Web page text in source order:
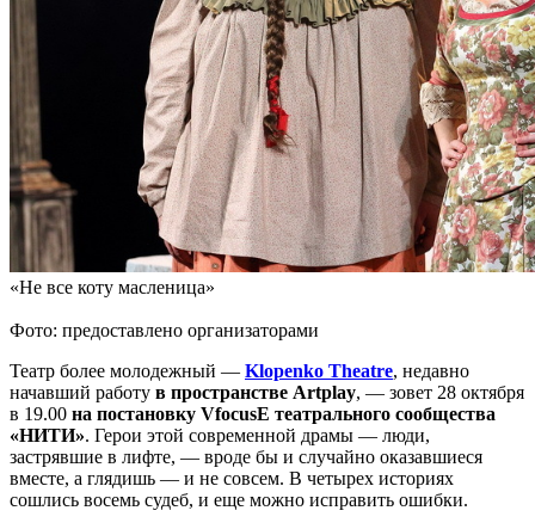
«Не все коту масленица»
Фото: предоставлено организаторами
Театр более молодежный — Klopenko Theatre, недавно
начавший работу в пространстве Artplay, — зовет 28 октября
в 19.00 на постановку VfocusE театрального сообщества
«НИТИ». Герои этой современной драмы — люди,
застрявшие в лифте, — вроде бы и случайно оказавшиеся
вместе, а глядишь — и не совсем. В четырех историях
сошлись восемь судеб, и еще можно исправить ошибки.